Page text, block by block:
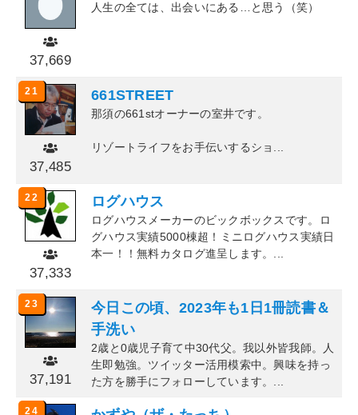
37,669
人生の全ては、出会いにある…と思う（笑）
21
37,485
661STREET
那須の661stオーナーの室井です。
リゾートライフをお手伝いするショ...
22
37,333
ログハウス
ログハウスメーカーのビックボックスです。ロ
グハウス実績5000棟超！ミニログハウス実績日
本一！！無料カタログ進呈します。...
23
37,191
今日この頃、2023年も1日1冊読書＆
手洗い
2歳と0歳児子育て中30代父。我以外皆我師。人
生即勉強。ツイッター活用模索中。興味を持っ
た方を勝手にフォローしています。...
24